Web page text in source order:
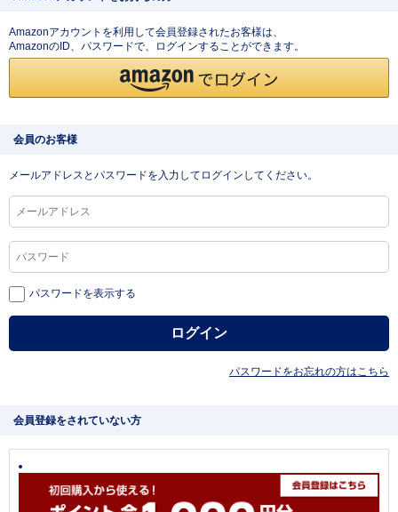
Amazonアカウントを利用して会員登録されたお客様は、
AmazonのID、パスワードで、ログインすることができます。
会員のお客様
メールアドレスとパスワードを入力してログインしてください。
パスワードを表示する
パスワードをお忘れの方はこちら
会員登録をされていない方